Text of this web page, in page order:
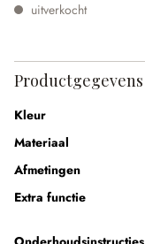
uitverkocht
Productgegevens
Kleur
Materiaal
Afmetingen
Extra functie